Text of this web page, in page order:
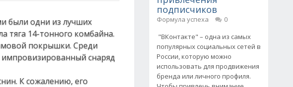
были одни из лучших
тяга 14-тонного комбайна.
покрышки. Среди
импровизированный снаряд
К сожалению, его
подписчиков
Формула успеха
0
"ВКонтакте" – одна из самых
популярных социальных сетей в
России, которую можно
использовать для продвижения
бренда или личного профиля.